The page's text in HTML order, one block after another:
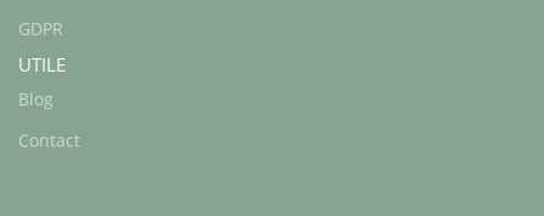
GDPR
UTILE
Blog
Contact